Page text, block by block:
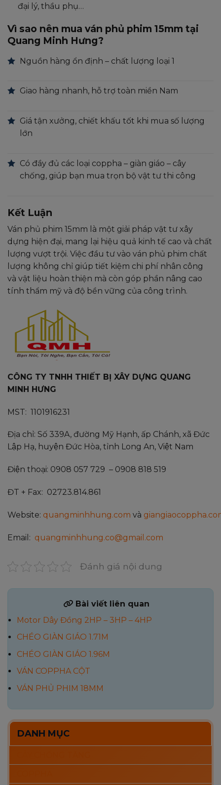
đại lý, thầu phụ…
Vì sao nên mua ván phủ phim 15mm tại
Quang Minh Hưng?
Nguồn hàng ổn định – chất lượng loại 1
Giao hàng nhanh, hỗ trợ toàn miền Nam
Giá tận xưởng, chiết khấu tốt khi mua số lượng
lớn
Có đầy đủ các loại coppha – giàn giáo – cây
chống, giúp bạn mua trọn bộ vật tư thi công
Kết Luận
Ván phủ phim 15mm là một giải pháp vật tư xây
dựng hiện đại, mang lại hiệu quả kinh tế cao và chất
lượng vượt trội. Việc đầu tư vào ván phủ phim chất
lượng không chỉ giúp tiết kiệm chi phí nhân công
và vật liệu hoàn thiện mà còn góp phần nâng cao
tính thẩm mỹ và độ bền vững của công trình.
CÔNG TY TNHH THIẾT BỊ XÂY DỰNG QUANG
MINH HƯNG
MST: 1101916231
Địa chỉ: Số 339A, đường Mỹ Hạnh, ấp Chánh, xã Đức
Lập Hạ, huyện Đức Hòa, tỉnh Long An, Việt Nam
Điện thoại: 0908 057 729 – 0908 818 519
ĐT + Fax: 02723.814.861
Website: quangminhhung.com và
Email: quangminhhung.co@gmail.com
Đánh giá nội dung
Bài viết liên quan
Motor Dây Đồng 2HP – 3HP – 4HP
CHÉO GIÀN GIÁO 1.71M
CHÉO GIÀN GIÁO 1.96M
VÁN COPPHA CỘT
VÁN PHỦ PHIM 18MM
DANH MỤC